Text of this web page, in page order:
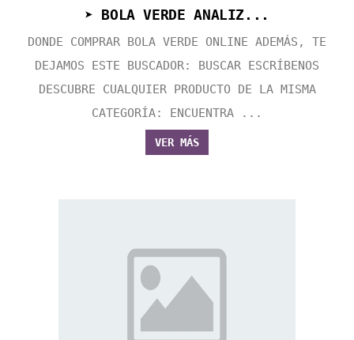
➤ BOLA VERDE ANALIZ...
DONDE COMPRAR BOLA VERDE ONLINE ADEMÁS, TE
DEJAMOS ESTE BUSCADOR: BUSCAR ESCRÍBENOS
DESCUBRE CUALQUIER PRODUCTO DE LA MISMA
CATEGORÍA: ENCUENTRA ...
VER MÁS